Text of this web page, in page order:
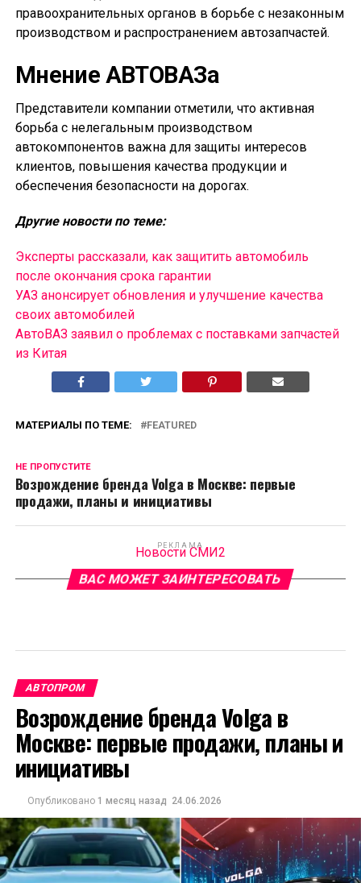
правоохранительных органов в борьбе с незаконным
производством и распространением автозапчастей.
Мнение АВТОВАЗа
Представители компании отметили, что активная
борьба с нелегальным производством
автокомпонентов важна для защиты интересов
клиентов, повышения качества продукции и
обеспечения безопасности на дорогах.
Другие новости по теме:
Эксперты рассказали, как защитить автомобиль
после окончания срока гарантии
УАЗ анонсирует обновления и улучшение качества
своих автомобилей
АвтоВАЗ заявил о проблемах с поставками запчастей
из Китая
МАТЕРИАЛЫ ПО ТЕМЕ: FEATURED
НЕ ПРОПУСТИТЕ
Возрождение бренда Volga в Москве: первые
продажи, планы и инициативы
РЕКЛАМА
Новости СМИ2
ВАС МОЖЕТ ЗАИНТЕРЕСОВАТЬ
АВТОПРОМ
Возрождение бренда Volga в
Москве: первые продажи, планы и
инициативы
Опубликовано 1 месяц назад 24.06.2026